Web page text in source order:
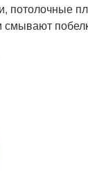
потолочные
смывают